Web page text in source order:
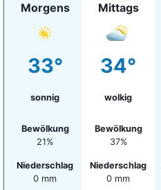
Morgens
33°
sonnig
Bewölkung
21%
Niederschlag
0 mm
Mittags
34°
wolkig
Bewölkung
37%
Niederschlag
0 mm